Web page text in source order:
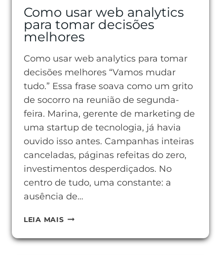
Como usar web analytics
para tomar decisões
melhores
Como usar web analytics para tomar
decisões melhores “Vamos mudar
tudo.” Essa frase soava como um grito
de socorro na reunião de segunda-
feira. Marina, gerente de marketing de
uma startup de tecnologia, já havia
ouvido isso antes. Campanhas inteiras
canceladas, páginas refeitas do zero,
investimentos desperdiçados. No
centro de tudo, uma constante: a
ausência de…
LEIA MAISCOMO